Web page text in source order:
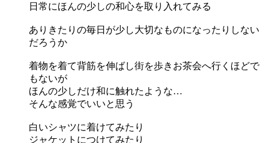
日常にほんの少しの和心を取り入れてみる
ありきたりの毎日が少し大切なものになったりしない
だろうか
着物を着て背筋を伸ばし街を歩きお茶会へ行くほどで
もないが
ほんの少しだけ和に触れたような…
そんな感覚でいいと思う
白いシャツに着けてみたり
ジャケットにつけてみたり